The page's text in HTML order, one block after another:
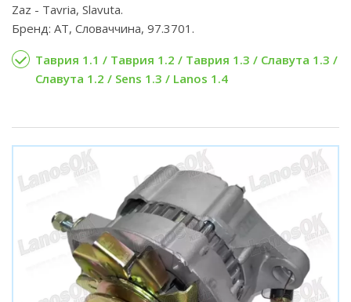
Zaz - Tavria, Slavuta.
Бренд: AT, Словаччина, 97.3701.
Таврия 1.1 / Таврия 1.2 / Таврия 1.3 / Славута 1.3 /
Славута 1.2 / Sens 1.3 / Lanos 1.4